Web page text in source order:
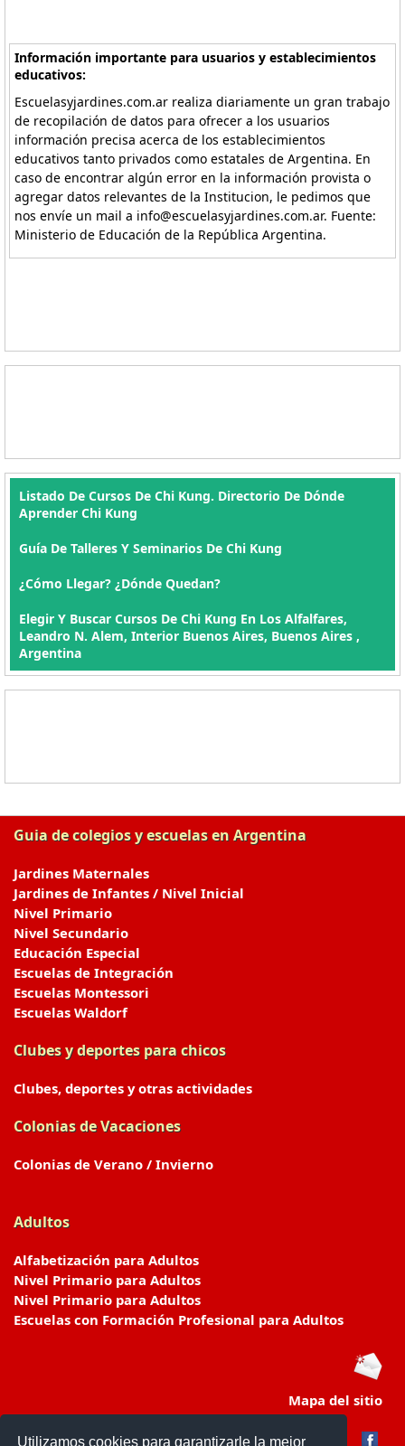
Utilizamos cookies para garantizarle la mejor
Información importante para usuarios y establecimientos
educativos:
Escuelasyjardines.com.ar realiza diariamente un gran trabajo
de recopilación de datos para ofrecer a los usuarios
información precisa acerca de los establecimientos
educativos tanto privados como estatales de Argentina. En
caso de encontrar algún error en la información provista o
agregar datos relevantes de la Institucion, le pedimos que
nos envíe un mail a info@escuelasyjardines.com.ar. Fuente:
Ministerio de Educación de la República Argentina.
Listado De Cursos De Chi Kung. Directorio De Dónde
Aprender Chi Kung
Guía De Talleres Y Seminarios De Chi Kung
¿Cómo Llegar? ¿Dónde Quedan?
Elegir Y Buscar Cursos De Chi Kung En Los Alfalfares,
Leandro N. Alem, Interior Buenos Aires, Buenos Aires ,
Argentina
Guia de colegios y escuelas en Argentina
Jardines Maternales
Jardines de Infantes / Nivel Inicial
Nivel Primario
Nivel Secundario
Educación Especial
Escuelas de Integración
Escuelas Montessori
Escuelas Waldorf
Clubes y deportes para chicos
Clubes, deportes y otras actividades
Colonias de Vacaciones
Colonias de Verano / Invierno
Adultos
Alfabetización para Adultos
Nivel Primario para Adultos
Nivel Primario para Adultos
Escuelas con Formación Profesional para Adultos
Mapa del sitio